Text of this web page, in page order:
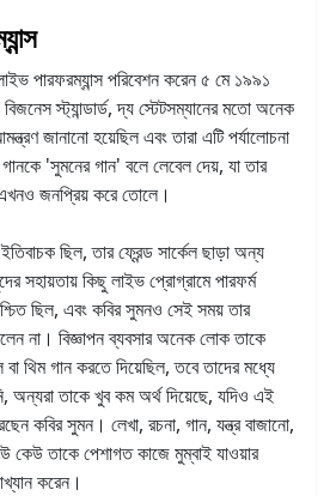
পারফরম্যান্স পরিবেশন করেন ৫ মে ১৯৯১
স্ট্যান্ডার্ড, দ্য স্টেটসম্যানের মতো অনেক
জানানো হয়েছিল এবং তারা এটি পর্যালোচনা
'সুমনের গান' বলে লেবেল দেয়, যা তার
জনপ্রিয় করে তোলে।
ছিল, তার ফ্রেন্ড সার্কেল ছাড়া অন্য
সহায়তায় কিছু লাইভ প্রোগ্রামে পারফর্ম
ছিল, এবং কবির সুমনও সেই সময় তার
না। বিজ্ঞাপন ব্যবসার অনেক লোক তাকে
থিম গান করতে দিয়েছিল, তবে তাদের মধ্যে
অন্যরা তাকে খুব কম অর্থ দিয়েছে, যদিও এই
কবির সুমন। লেখা, রচনা, গান, যন্ত্র বাজানো,
কেউ তাকে পেশাগত কাজে মুম্বাই যাওয়ার
করেন।